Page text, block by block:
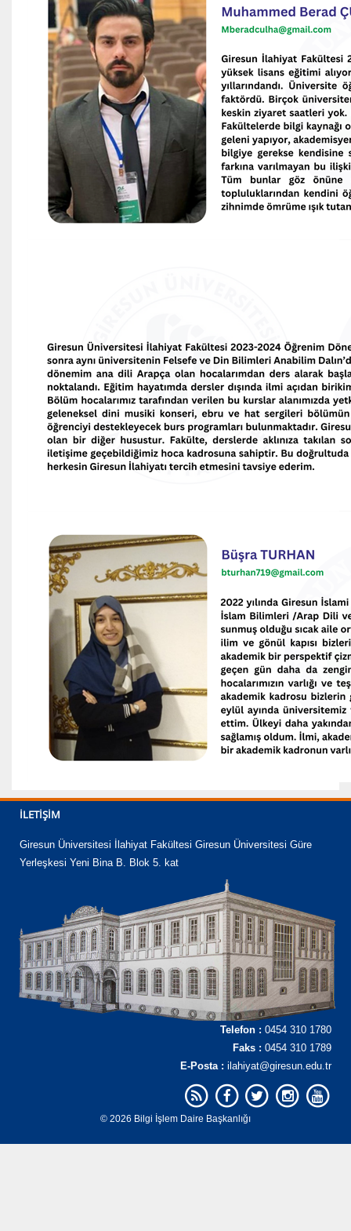
İLETIŞIM
Giresun Üniversitesi İlahiyat Fakültesi Giresun Üniversitesi Güre
Yerleşkesi Yeni Bina B. Blok 5. kat
Telefon : 0454 310 1780
Faks : 0454 310 1789
E-Posta : ilahiyat@giresun.edu.tr
© 2026 Bilgi İşlem Daire Başkanlığı